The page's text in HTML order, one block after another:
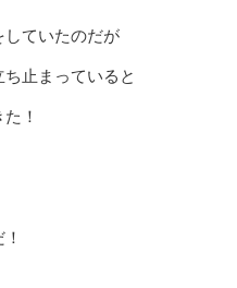
していたのだが
止まっていると
！